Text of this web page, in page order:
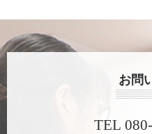
お問
TEL